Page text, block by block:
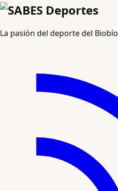
La pasión del deporte del Biobío